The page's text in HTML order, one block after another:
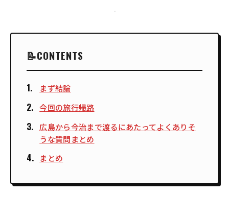
CONTENTS
まず結論
今回の旅行帰路
広島から今治まで渡るにあたってよくありそ
うな質問まとめ
まとめ